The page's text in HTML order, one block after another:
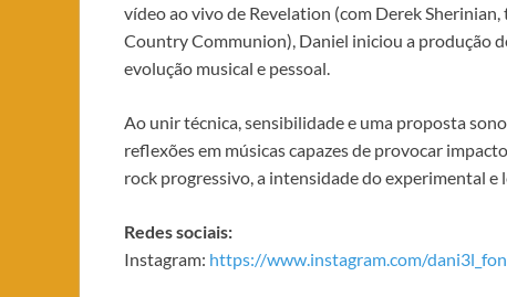
vídeo ao vivo de Revelation (com Derek
Country Communion), Daniel iniciou a produção
evolução musical e pessoal.
Ao unir técnica, sensibilidade e uma proposta
reflexões em músicas capazes de provocar
rock progressivo, a intensidade do experimental e
Redes sociais:
Instagram: https://www.instagram.com/